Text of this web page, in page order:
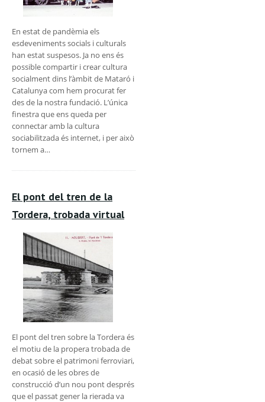
En estat de pandèmia els
esdeveniments socials i culturals
han estat suspesos. Ja no ens és
possible compartir i crear cultura
socialment dins l’àmbit de Mataró i
Catalunya com hem procurat fer
des de la nostra fundació. L’única
finestra que ens queda per
connectar amb la cultura
sociabilitzada és internet, i per això
tornem a…
El pont del tren de la
Tordera, trobada virtual
El pont del tren sobre la Tordera és
el motiu de la propera trobada de
debat sobre el patrimoni ferroviari,
en ocasió de les obres de
construcció d’un nou pont després
que el passat gener la rierada va